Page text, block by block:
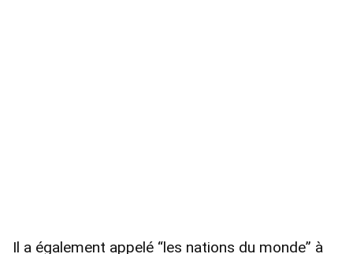
Il a également appelé “les nations du monde” à